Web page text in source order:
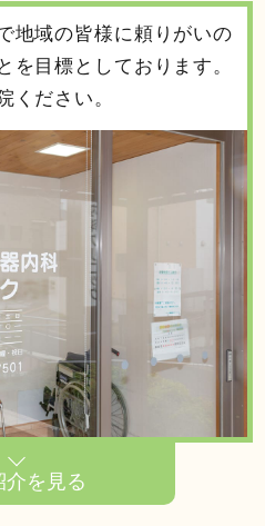
地域の皆様に頼りがいの
を目標としております。
ください。
介を見る